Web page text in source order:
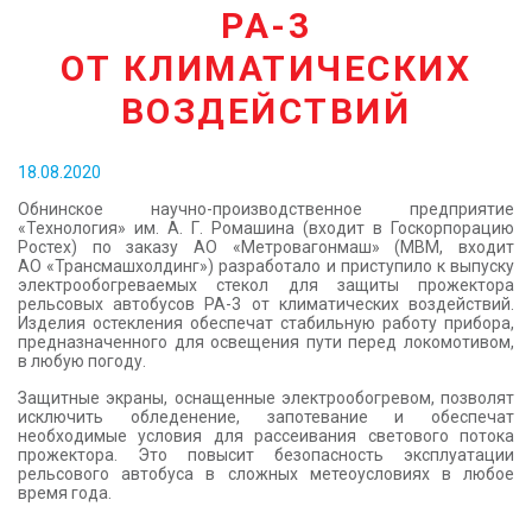
РА-3
ОТ КЛИМАТИЧЕСКИХ
ВОЗДЕЙСТВИЙ
18.08.2020
Обнинское научно-производственное предприятие
«Технология» им. А. Г. Ромашина (входит в Госкорпорацию
Ростех) по заказу АО «Метровагонмаш» (МВМ, входит
АО «Трансмашхолдинг») разработало и приступило к выпуску
электрообогреваемых стекол для защиты прожектора
рельсовых автобусов РА-3 от климатических воздействий.
Изделия остекления обеспечат стабильную работу прибора,
предназначенного для освещения пути перед локомотивом,
в любую погоду.
Защитные экраны, оснащенные электрообогревом, позволят
исключить обледенение, запотевание и обеспечат
необходимые условия для рассеивания светового потока
прожектора. Это повысит безопасность эксплуатации
рельсового автобуса в сложных метеоусловиях в любое
время года.